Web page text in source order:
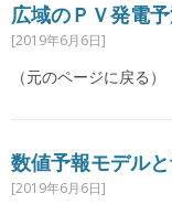
広域のＰＶ発電
[2019年6月6日]
（元のページに戻る
数値予報モデル
[2019年6月6日]